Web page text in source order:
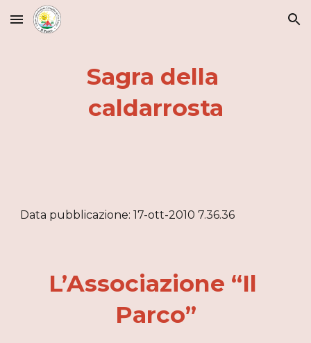
Skip to main content Skip to navigation
Sagra della
caldarrosta
Data pubblicazione: 17-ott-2010 7.36.36
L’Associazione “Il
Parco”